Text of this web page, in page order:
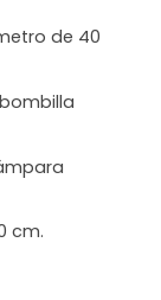
de 40
cm.